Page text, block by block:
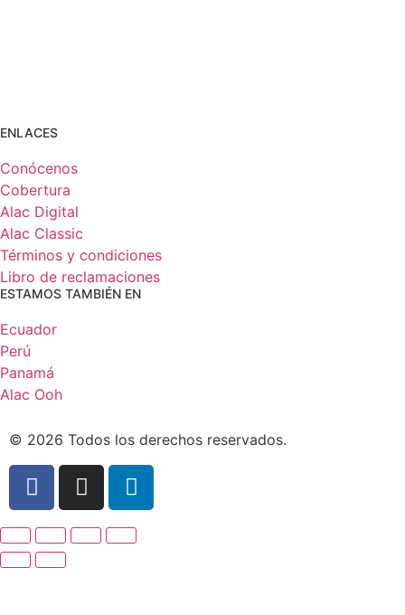
ENLACES
Conócenos
Cobertura
Alac Digital
Alac Classic
Términos y condiciones
Libro de reclamaciones
ESTAMOS TAMBIÉN EN
Ecuador
Perú
Panamá
Alac Ooh
© 2026 Todos los derechos reservados.